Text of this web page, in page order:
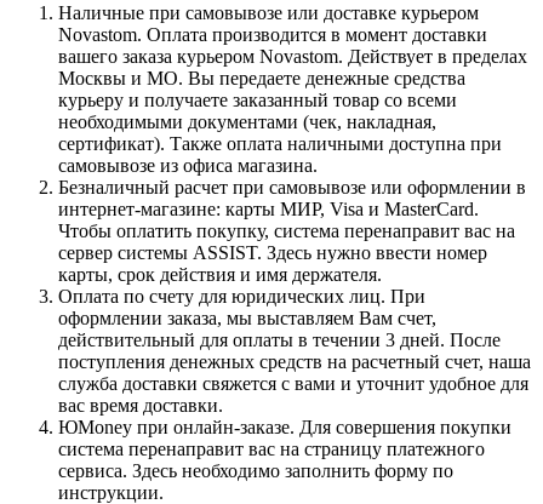
Наличные при самовывозе или доставке курьером
Novastom. Оплата производится в момент доставки
вашего заказа курьером Novastom. Действует в пределах
Москвы и МО. Вы передаете денежные средства
курьеру и получаете заказанный товар со всеми
необходимыми документами (чек, накладная,
сертификат). Также оплата наличными доступна при
самовывозе из офиса магазина.
Безналичный расчет при самовывозе или оформлении в
интернет-магазине: карты МИР, Visa и MasterCard.
Чтобы оплатить покупку, система перенаправит вас на
сервер системы ASSIST. Здесь нужно ввести номер
карты, срок действия и имя держателя.
Оплата по счету для юридических лиц. При
оформлении заказа, мы выставляем Вам счет,
действительный для оплаты в течении 3 дней. После
поступления денежных средств на расчетный счет, наша
служба доставки свяжется с вами и уточнит удобное для
вас время доставки.
ЮMoney при онлайн-заказе. Для совершения покупки
система перенаправит вас на страницу платежного
сервиса. Здесь необходимо заполнить форму по
инструкции.